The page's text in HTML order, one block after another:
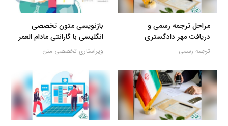
مراحل ترجمه رسمی و
دریافت مهر دادگستری
ترجمه رسمی
بازنویسی متون تخصصی
انگلیسی با گارانتی مادام العمر
ویراستاری تخصصی متن